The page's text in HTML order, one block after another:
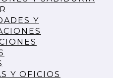
Y
Y OFICIOS